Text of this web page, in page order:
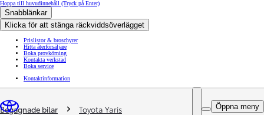
Hoppa till huvudinnehåll (Tryck på Enter)
Snabblänkar
Klicka för att stänga räckviddsöverlägget
Prislistor & broschyrer
Hitta återförsäljare
Boka provkörning
Kontakta verkstad
Boka service
Kontaktinformation
Öppna meny
You are here
Begagnade bilar Toyota Yaris